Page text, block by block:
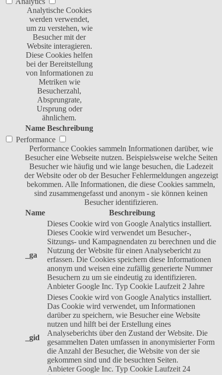
Analytische Cookies
werden verwendet,
um zu verstehen, wie
Besucher mit der
Website interagieren.
Diese Cookies helfen
bei der Bereitstellung
von Informationen zu
Metriken wie
Besucherzahl,
Absprungrate,
Ursprung oder
ähnlichem.
Name Beschreibung
Performance
Performance Cookies sammeln Informationen darüber, wie
Besucher eine Webseite nutzen. Beispielsweise welche Seiten
Besucher wie häufig und wie lange besuchen, die Ladezeit
der Website oder ob der Besucher Fehlermeldungen angezeigt
bekommen. Alle Informationen, die diese Cookies sammeln,
sind zusammengefasst und anonym - sie können keinen
Besucher identifizieren.
Name
Beschreibung
_ga
Dieses Cookie wird von Google Analytics installiert.
Dieses Cookie wird verwendet um Besucher-,
Sitzungs- und Kampagnendaten zu berechnen und die
Nutzung der Website für einen Analysebericht zu
erfassen. Die Cookies speichern diese Informationen
anonym und weisen eine zufällig generierte Nummer
Besuchern zu um sie eindeutig zu identifizieren.
Anbieter Google Inc. Typ Cookie Laufzeit 2 Jahre
_gid
Dieses Cookie wird von Google Analytics installiert.
Das Cookie wird verwendet, um Informationen
darüber zu speichern, wie Besucher eine Website
nutzen und hilft bei der Erstellung eines
Analyseberichts über den Zustand der Website. Die
gesammelten Daten umfassen in anonymisierter Form
die Anzahl der Besucher, die Website von der sie
gekommen sind und die besuchten Seiten.
Anbieter Google Inc. Typ Cookie Laufzeit 24